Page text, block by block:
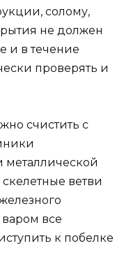
солому,
не должен
и в течение
проверять и
счистить с
ветви
варом все
к побелке